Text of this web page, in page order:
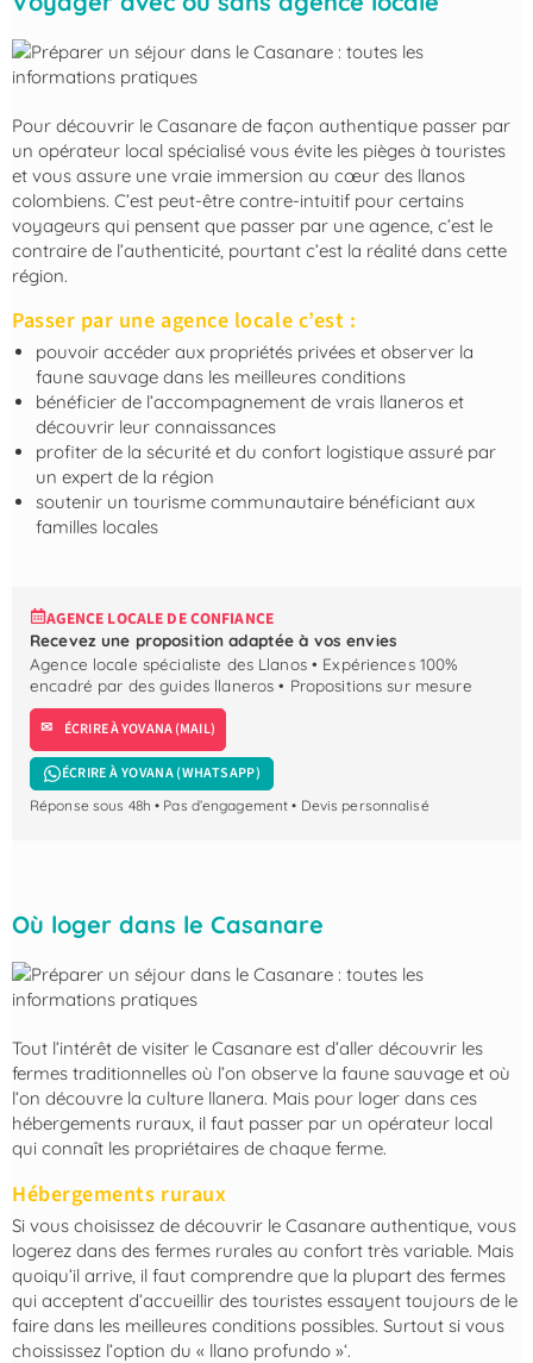
Pour découvrir le Casanare de façon authentique passer par
un opérateur local spécialisé vous évite les pièges à touristes
et vous assure une vraie immersion au cœur des llanos
colombiens. C’est peut-être contre-intuitif pour certains
voyageurs qui pensent que passer par une agence, c’est le
contraire de l’authenticité, pourtant c’est la réalité dans cette
région.
Passer par une agence locale c’est :
pouvoir accéder aux propriétés privées et observer la
faune sauvage dans les meilleures conditions
bénéficier de l’accompagnement de vrais llaneros et
découvrir leur connaissances
profiter de la sécurité et du confort logistique assuré par
un expert de la région
soutenir un tourisme communautaire bénéficiant aux
familles locales
AGENCE LOCALE DE CONFIANCE
Recevez une proposition adaptée à vos envies
Agence locale spécialiste des Llanos • Expériences 100%
encadré par des guides llaneros • Propositions sur mesure
ÉCRIRE À YOVANA (MAIL)
ÉCRIRE À YOVANA (WHATSAPP)
Réponse sous 48h • Pas d’engagement • Devis personnalisé
Où loger dans le Casanare
Tout l’intérêt de visiter le Casanare est d’aller découvrir les
fermes traditionnelles où l’on observe la faune sauvage et où
l’on découvre la culture llanera. Mais pour loger dans ces
hébergements ruraux, il faut passer par un opérateur local
qui connaît les propriétaires de chaque ferme.
Hébergements ruraux
Si vous choisissez de découvrir le Casanare authentique, vous
logerez dans des fermes rurales au confort très variable. Mais
quoiqu’il arrive, il faut comprendre que la plupart des fermes
qui acceptent d’accueillir des touristes essayent toujours de le
faire dans les meilleures conditions possibles. Surtout si vous
choississez l’option du « llano profundo »‘.